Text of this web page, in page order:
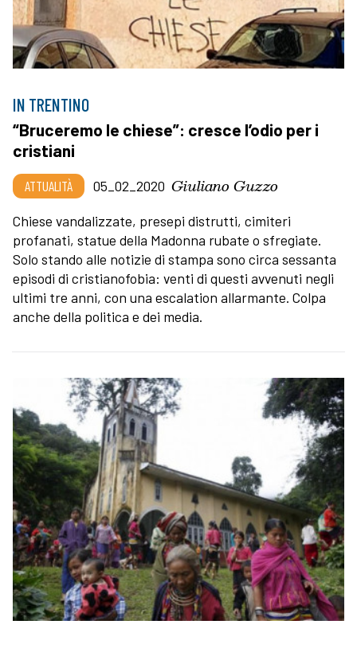
IN TRENTINO
“Bruceremo le chiese”: cresce l’odio per i
cristiani
ATTUALITÀ 05_02_2020 Giuliano Guzzo
Chiese vandalizzate, presepi distrutti, cimiteri
profanati, statue della Madonna rubate o sfregiate.
Solo stando alle notizie di stampa sono circa sessanta
episodi di cristianofobia: venti di questi avvenuti negli
ultimi tre anni, con una escalation allarmante. Colpa
anche della politica e dei media.